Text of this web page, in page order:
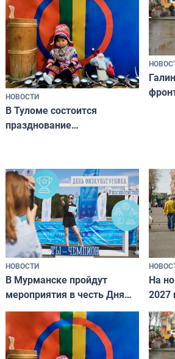
НОВОСТИ
В Туломе состоится
празднование
НОВОСТИ
В Мурманске пройдут
мероприятия в честь Дня
физкультурника
На
2027